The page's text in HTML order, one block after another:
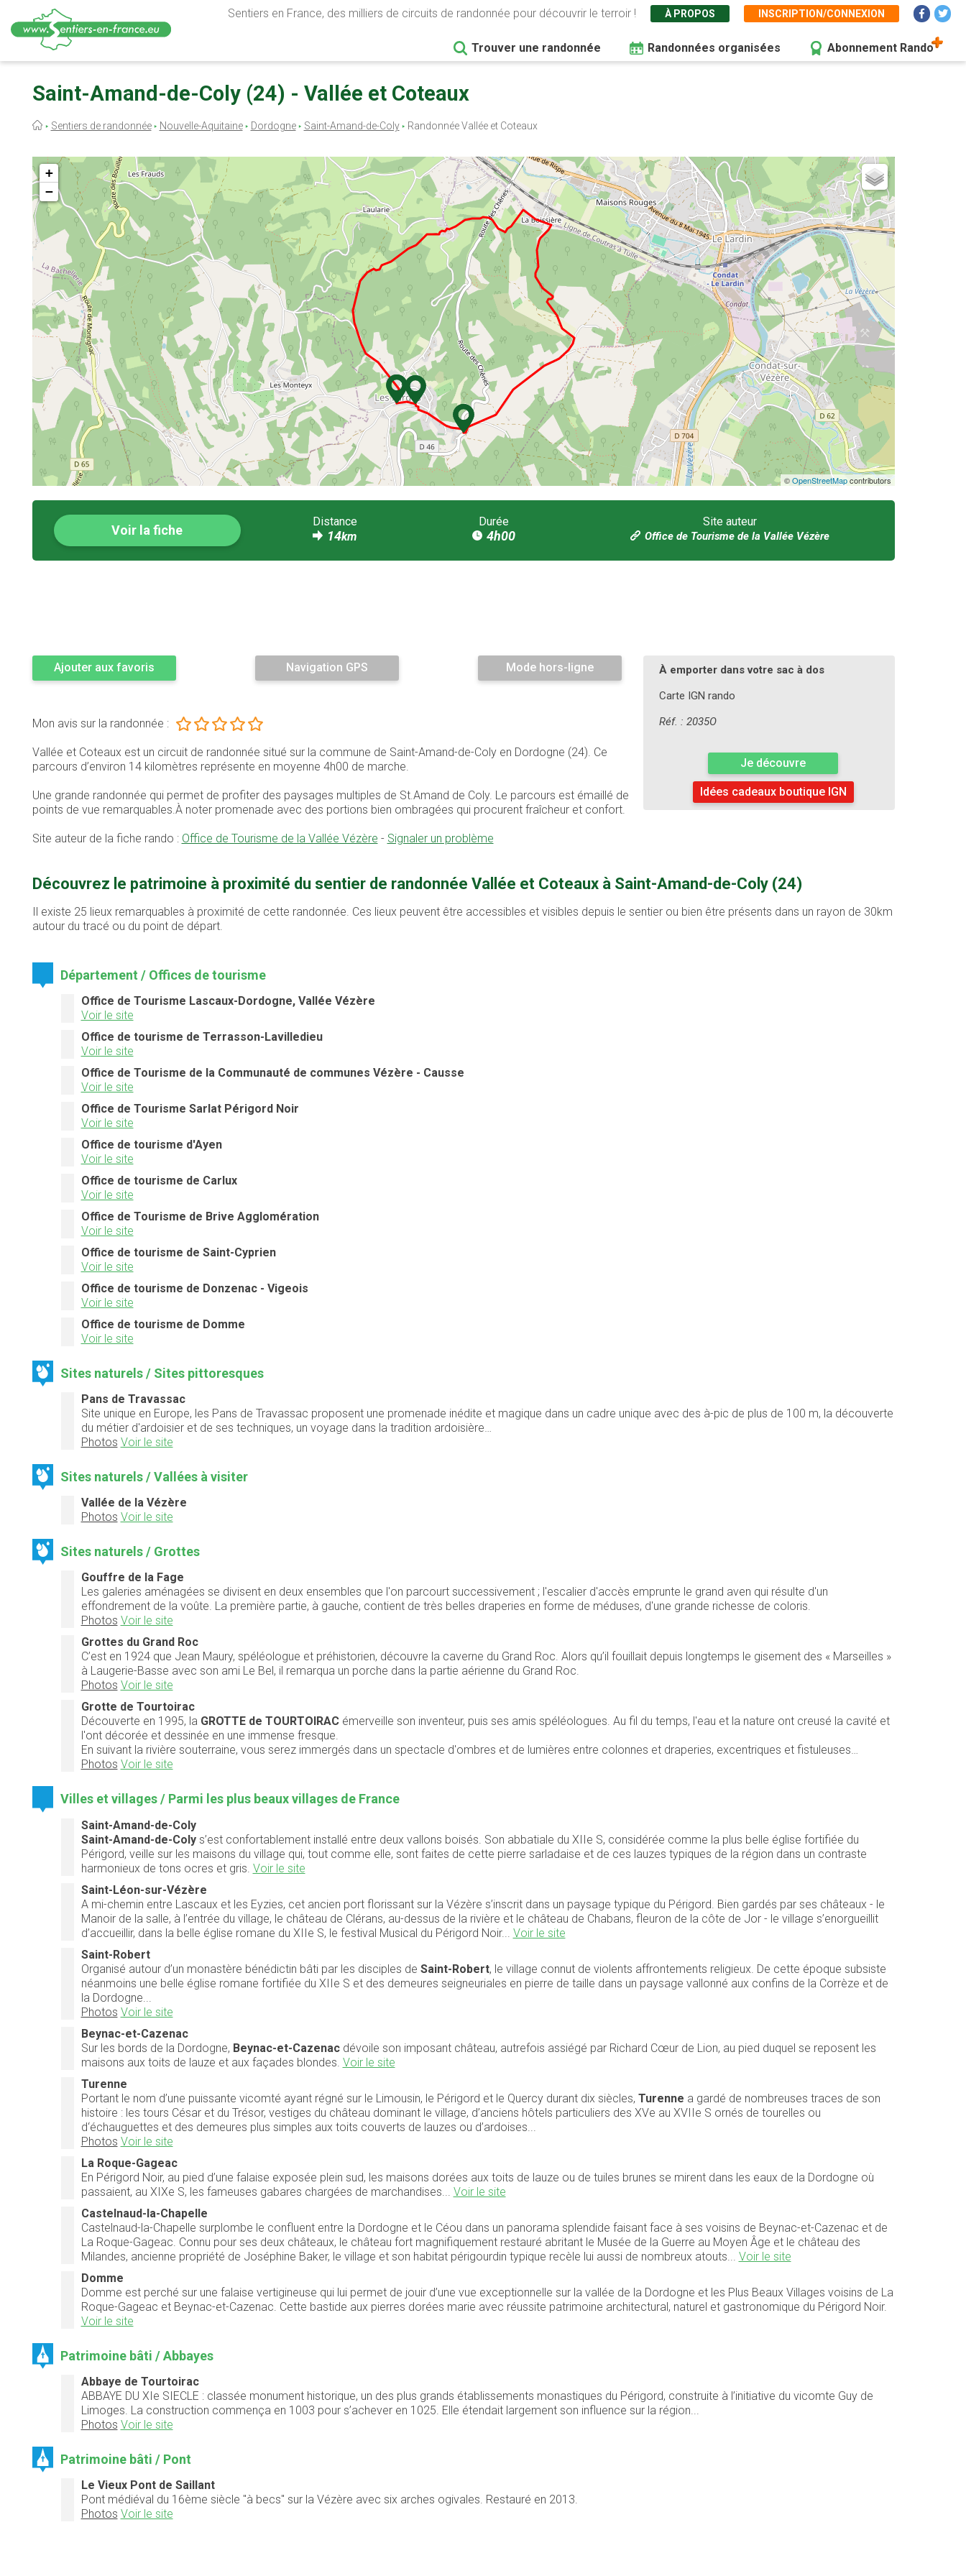
contenu
Sentiers en France, des milliers de circuits de randonnée pour découvrir le terroir ! À PROPOS INSCRIPTION/CONNEXION
Trouver une randonnée Randonnées organisées Abonnement Rando
Saint-Amand-de-Coly (24) - Vallée et Coteaux
Fil
Sentiers de randonnée Nouvelle-Aquitaine Dordogne Saint-Amand-de-Coly Randonnée Vallée et Coteaux
+
−
©OpenStreetMapcontributors
Voir la fiche
Distance
14km
Durée
4h00
Site auteur
Office de Tourisme de la Vallée Vézère
Ajouter aux favoris Navigation GPS Mode hors-ligne
Mon avis sur la randonnée :
Vallée et Coteaux est un circuit de randonnée situé sur la commune de Saint-Amand-de-Coly en Dordogne (24). Ce
parcours d’environ 14 kilomètres représente en moyenne 4h00 de marche.
Une grande randonnée qui permet de profiter des paysages multiples de St.Amand de Coly. Le parcours est émaillé de
points de vue remarquables.À noter promenade avec des portions bien ombragées qui procurent fraîcheur et confort.
Site auteur de la fiche rando : Office de Tourisme de la Vallée Vézère - Signaler un problème
À emporter dans votre sac à dos
Carte IGN rando
Réf. : 2035O
Je découvre
Idées cadeaux boutique IGN
Découvrez le patrimoine à proximité du sentier de randonnée Vallée et Coteaux à Saint-Amand-de-Coly (24)
Il existe 25 lieux remarquables à proximité de cette randonnée. Ces lieux peuvent être accessibles et visibles depuis le sentier ou bien être présents dans un rayon de 30km
autour du tracé ou du point de départ.
Département / Offices de tourisme
Office de Tourisme Lascaux-Dordogne, Vallée Vézère
Voir le site
Office de tourisme de Terrasson-Lavilledieu
Voir le site
Office de Tourisme de la Communauté de communes Vézère - Causse
Voir le site
Office de Tourisme Sarlat Périgord Noir
Voir le site
Office de tourisme d'Ayen
Voir le site
Office de tourisme de Carlux
Voir le site
Office de Tourisme de Brive Agglomération
Voir le site
Office de tourisme de Saint-Cyprien
Voir le site
Office de tourisme de Donzenac - Vigeois
Voir le site
Office de tourisme de Domme
Voir le site
Sites naturels / Sites pittoresques
Pans de Travassac
Site unique en Europe, les Pans de Travassac proposent une promenade inédite et magique dans un cadre unique avec des à-pic de plus de 100 m, la découverte
du métier d'ardoisier et de ses techniques, un voyage dans la tradition ardoisière…
Photos Voir le site
Sites naturels / Vallées à visiter
Vallée de la Vézère
Photos Voir le site
Sites naturels / Grottes
Gouffre de la Fage
Les galeries aménagées se divisent en deux ensembles que l'on parcourt successivement ; l'escalier d'accès emprunte le grand aven qui résulte d'un
effondrement de la voûte. La première partie, à gauche, contient de très belles draperies en forme de méduses, d'une grande richesse de coloris.
Photos Voir le site
Grottes du Grand Roc
C’est en 1924 que Jean Maury, spéléologue et préhistorien, découvre la caverne du Grand Roc. Alors qu’il fouillait depuis longtemps le gisement des « Marseilles »
à Laugerie-Basse avec son ami Le Bel, il remarqua un porche dans la partie aérienne du Grand Roc.
Photos Voir le site
Grotte de Tourtoirac
Découverte en 1995, la GROTTE de TOURTOIRACémerveille son inventeur, puis ses amis spéléologues. Au fil du temps, l'eau et la nature ont creusé la cavité et
l'ont décorée et dessinée en une immense fresque.
En suivant la rivière souterraine, vous serez immergés dans un spectacle d'ombres et de lumières entre colonnes et draperies, excentriques et fistuleuses…
Photos Voir le site
Villes et villages / Parmi les plus beaux villages de France
Saint-Amand-de-Coly
Saint-Amand-de-Colys’est confortablement installé entre deux vallons boisés. Son abbatiale du XIIe S, considérée comme la plus belle église fortifiée du
Périgord, veille sur les maisons du village qui, tout comme elle, sont faites de cette pierre sarladaise et de ces lauzes typiques de la région dans un contraste
harmonieux de tons ocres et gris. Voir le site
Saint-Léon-sur-Vézère
A mi-chemin entre Lascaux et les Eyzies, cet ancien port florissant sur la Vézère s’inscrit dans un paysage typique du Périgord. Bien gardés par ses châteaux - le
Manoir de la salle, à l’entrée du village, le château de Clérans, au-dessus de la rivière et le château de Chabans, fleuron de la côte de Jor - le village s’enorgueillit
d’accueillir, dans la belle église romane du XIIe S, le festival Musical du Périgord Noir... Voir le site
Saint-Robert
Organisé autour d’un monastère bénédictin bâti par les disciples de Saint-Robert, le village connut de violents affrontements religieux. De cette époque subsiste
néanmoins une belle église romane fortifiée du XIIe S et des demeures seigneuriales en pierre de taille dans un paysage vallonné aux confins de la Corrèze et de
la Dordogne...
Photos Voir le site
Beynac-et-Cazenac
Sur les bords de la Dordogne, Beynac-et-Cazenacdévoile son imposant château, autrefois assiégé par Richard Cœur de Lion, au pied duquel se reposent les
maisons aux toits de lauze et aux façades blondes. Voir le site
Turenne
Portant le nom d’une puissante vicomté ayant régné sur le Limousin, le Périgord et le Quercy durant dix siècles, Turenne a gardé de nombreuses traces de son
histoire : les tours César et du Trésor, vestiges du château dominant le village, d’anciens hôtels particuliers des XVe au XVIIe S ornés de tourelles ou
d‘échauguettes et des demeures plus simples aux toits couverts de lauzes ou d’ardoises...
Photos Voir le site
La Roque-Gageac
En Périgord Noir, au pied d’une falaise exposée plein sud, les maisons dorées aux toits de lauze ou de tuiles brunes se mirent dans les eaux de la Dordogne où
passaient, au XIXe S, les fameuses gabares chargées de marchandises... Voir le site
Castelnaud-la-Chapelle
Castelnaud-la-Chapelle surplombe le confluent entre la Dordogne et le Céou dans un panorama splendide faisant face à ses voisins de Beynac-et-Cazenac et de
La Roque-Gageac. Connu pour ses deux châteaux, le château fort magnifiquement restauré abritant le Musée de la Guerre au Moyen Âge et le château des
Milandes, ancienne propriété de Joséphine Baker, le village et son habitat périgourdin typique recèle lui aussi de nombreux atouts... Voir le site
Domme
Domme est perché sur une falaise vertigineuse qui lui permet de jouir d’une vue exceptionnelle sur la vallée de la Dordogne et les Plus Beaux Villages voisins de La
Roque-Gageac et Beynac-et-Cazenac. Cette bastide aux pierres dorées marie avec réussite patrimoine architectural, naturel et gastronomique du Périgord Noir.
Voir le site
Patrimoine bâti / Abbayes
Abbaye de Tourtoirac
ABBAYE DU XIe SIECLE : classée monument historique, un des plus grands établissements monastiques du Périgord, construite à l’initiative du vicomte Guy de
Limoges. La construction commença en 1003 pour s’achever en 1025. Elle étendait largement son influence sur la région...
Photos Voir le site
Patrimoine bâti / Pont
Le Vieux Pont de Saillant
Pont médiéval du 16ème siècle "à becs" sur la Vézère avec six arches ogivales. Restauré en 2013.
Photos Voir le site